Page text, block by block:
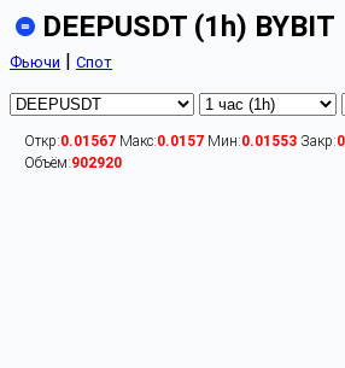
DEEPUSDT (1h) BYBIT
Фьючи | Спот
Откр:0.01567 Макс:0.0157 Мин:0.01553 Закр:
Объём:902920